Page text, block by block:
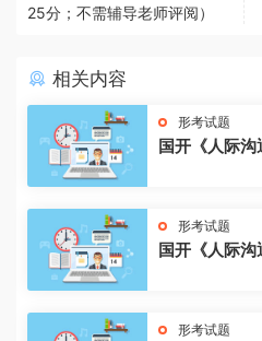
25分；不需辅导老师评阅）
相关内容
形考试题
国开《人际
形考试题
国开《人际
形考试题